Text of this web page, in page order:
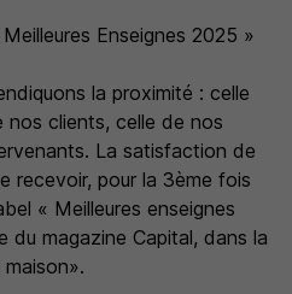
Enseignes 2025 »
la proximité : celle
nos clients, celle de nos
La satisfaction de
recevoir, pour la 3ème fois
« Meilleures enseignes
du magazine Capital, dans la